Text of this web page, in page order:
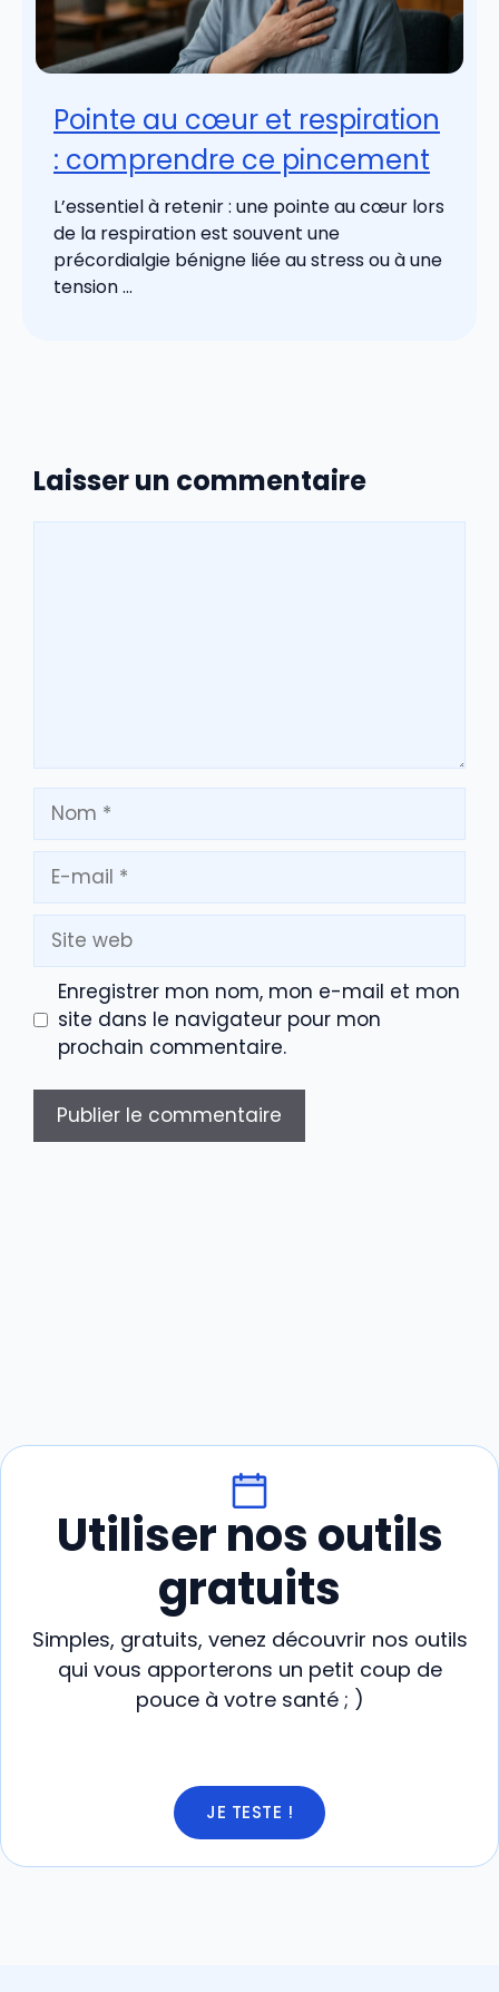
Pointe au cœur et respiration
: comprendre ce pincement
L’essentiel à retenir : une pointe au cœur lors
de la respiration est souvent une
précordialgie bénigne liée au stress ou à une
tension ...
Laisser un commentaire
Nom
mail
Site
web
Enregistrer mon nom, mon e-mail et mon
site dans le navigateur pour mon
prochain commentaire.
Utiliser nos outils
gratuits
Simples, gratuits, venez découvrir nos outils
qui vous apporterons un petit coup de
pouce à votre santé ; )
JE TESTE !